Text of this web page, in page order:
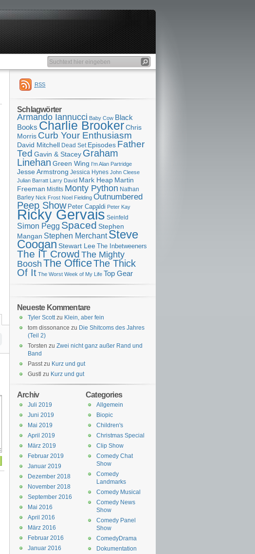
RSS
Schlagwörter
Armando Iannucci Baby Cow Black
Books Charlie BrookerChris
Morris Curb Your Enthusiasm
David Mitchell Dead Set Episodes Father
Ted Gavin & Stacey Graham
Linehan Green Wing I'm Alan Partridge
Jesse Armstrong Jessica Hynes John Cleese
Julian Barratt Larry David Mark Heap Martin
Freeman Misfits Monty Python Nathan
Barley Nick Frost Noel Fielding Outnumbered
Peep Show Peter Capaldi Peter Kay
Ricky Gervais Seinfeld
Simon Pegg Spaced Stephen
Mangan Stephen Merchant Steve
CooganStewart Lee The Inbetweeners
The IT Crowd The Mighty
Boosh The OfficeThe Thick
Of It The Worst Week of My Life Top Gear
Neueste Kommentare
Tyler Scottzu Klein, aber fein
tom dissonance zu Die Shitcoms des Jahres
(Teil 2)
Torsten zu Zwei nicht ganz außer Rand und
Band
Passtzu Kurz und gut
Gustl zu Kurz und gut
Categories
Allgemein
Biopic
Children's
Christmas Special
Clip Show
Comedy Chat
Show
Comedy
Landmarks
Comedy Musical
Comedy News
Show
Comedy Panel
Show
ComedyDrama
Dokumentation
Archiv
Juli 2019
Juni 2019
Mai 2019
April 2019
März 2019
Februar 2019
Januar 2019
Dezember 2018
November 2018
September 2016
Mai 2016
April 2016
März 2016
Februar 2016
Januar 2016